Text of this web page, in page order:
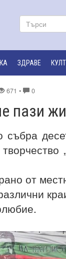
ЗДРАВЕ
671 • 0
пази
от